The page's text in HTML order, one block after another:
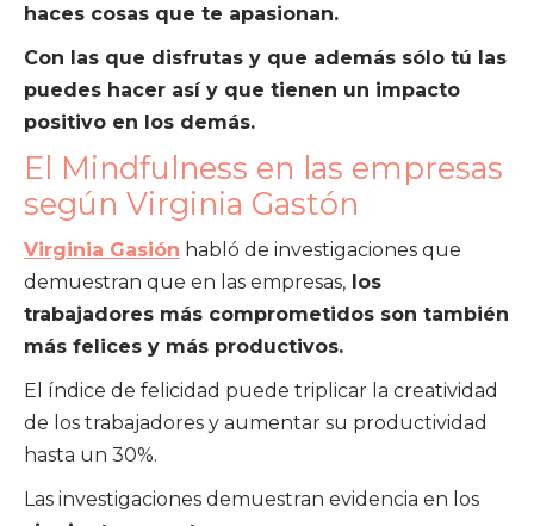
haces cosas que te apasionan.
Con las que disfrutas y que además sólo tú las
puedes hacer así y que tienen un impacto
positivo en los demás.
El Mindfulness en las empresas
según Virginia Gastón
Virginia Gasión habló de investigaciones que
demuestran que en las empresas, los
trabajadores más comprometidos son también
más felices y más productivos.
El índice de felicidad puede triplicar la creatividad
de los trabajadores y aumentar su productividad
hasta un 30%.
Las investigaciones demuestran evidencia en los